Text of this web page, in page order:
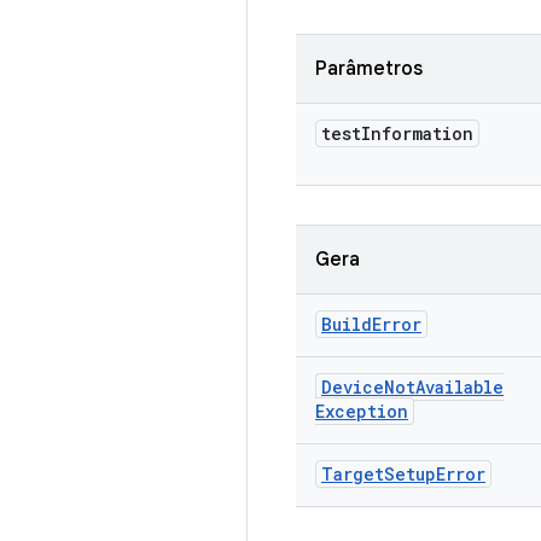
Parâmetros
testInformation
Gera
BuildError
DeviceNotAvailable
Exception
TargetSetupError